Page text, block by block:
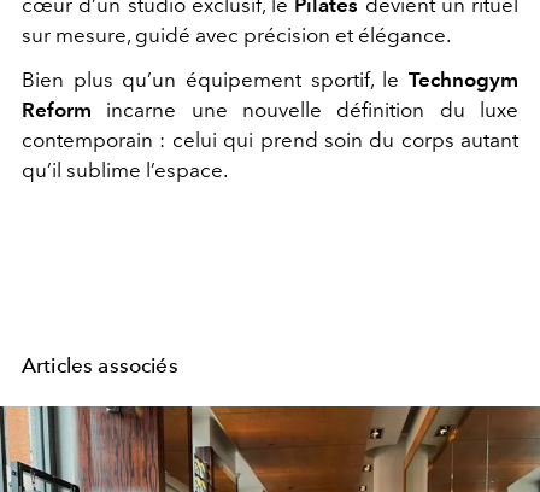
sur mesure, guidé avec précision et élégance.
Bien plus qu’un équipement sportif, le Technogym
Reform incarne une nouvelle définition du luxe
contemporain : celui qui prend soin du corps autant
qu’il sublime l’espace.
Articles associés